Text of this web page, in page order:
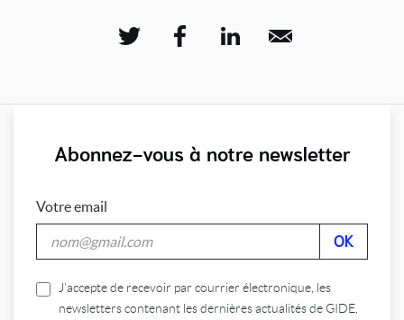
Abonnez-vous à notre newsletter
Votre email
J’accepte de recevoir par courrier électronique, les
newsletters contenant les dernières actualités de GIDE,